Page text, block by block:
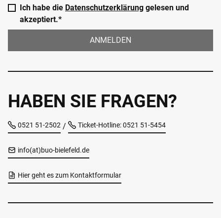
Ich habe die Datenschutzerklärung gelesen und
akzeptiert.*
ANMELDEN
HABEN SIE FRAGEN?
0521 51-2502 / Ticket-Hotline: 0521 51-5454
info(at)buo-bielefeld.de
Hier geht es zum Kontaktformular